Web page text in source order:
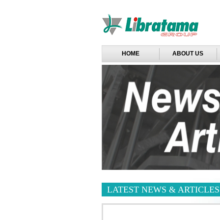
HOME ABOUT US
LATEST NEWS & ARTICLES